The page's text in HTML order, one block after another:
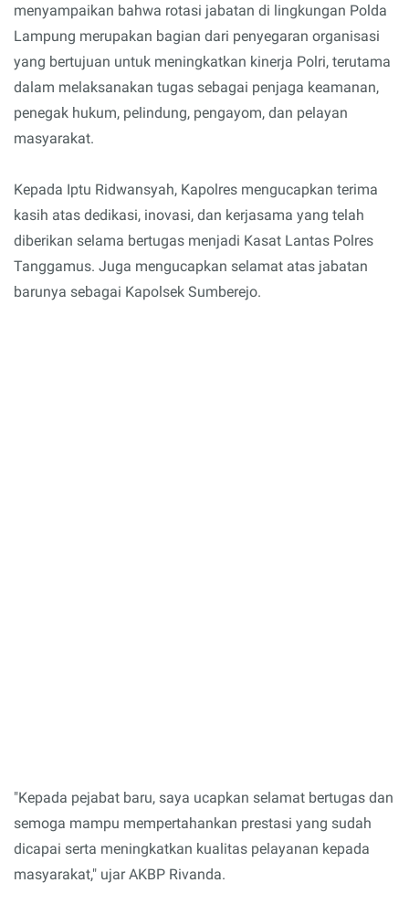
menyampaikan bahwa rotasi jabatan di lingkungan Polda
Lampung merupakan bagian dari penyegaran organisasi
yang bertujuan untuk meningkatkan kinerja Polri, terutama
dalam melaksanakan tugas sebagai penjaga keamanan,
penegak hukum, pelindung, pengayom, dan pelayan
masyarakat.
Kepada Iptu Ridwansyah, Kapolres mengucapkan terima
kasih atas dedikasi, inovasi, dan kerjasama yang telah
diberikan selama bertugas menjadi Kasat Lantas Polres
Tanggamus. Juga mengucapkan selamat atas jabatan
barunya sebagai Kapolsek Sumberejo.
"Kepada pejabat baru, saya ucapkan selamat bertugas dan
semoga mampu mempertahankan prestasi yang sudah
dicapai serta meningkatkan kualitas pelayanan kepada
masyarakat," ujar AKBP Rivanda.